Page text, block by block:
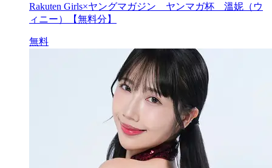
Rakuten Girls×ヤングマガジン ヤンマガ杯 溫妮（ウ
ィニー）【無料分】
無料